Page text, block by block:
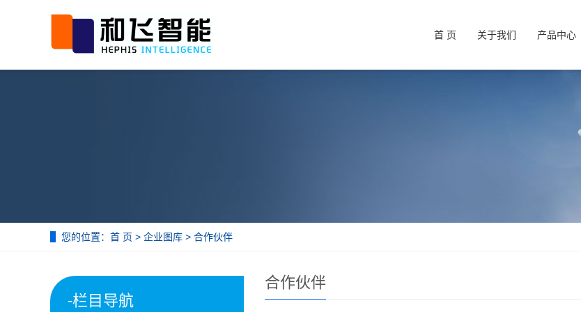
首 页 关于我们 产品中心
您的位置： 首 页 > 企业图库 > 合作伙伴
合作伙伴
-栏目导航